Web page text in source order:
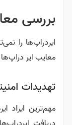
بررسی
ایردراپ‌ها را
معایب ایر
تهدیدات
مهم‌ترین ایراد